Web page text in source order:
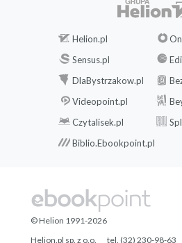
Helion.pl
Sensus.pl
DlaBystrzakow.pl
Videopoint.pl
Czytalisek.pl
Biblio.Ebookpoint.pl
© Helion 1991-2026
Helion.pl sp. z o.o.
tel. (32) 230-98-63